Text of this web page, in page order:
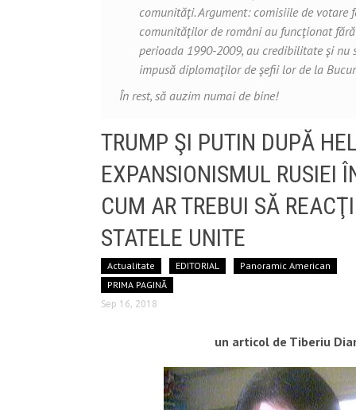
comunităţi. Argument: comisiile de votare
comunităţilor de români au funcţionat
perioada 1990-2009, au credibilitate şi nu
impusă diplomaţilor de şefii lor de la
În rest, să auzim numai de bine!
TRUMP ŞI PUTIN DUPĂ
EXPANSIONISMUL RUSIEI
CUM AR TREBUI SĂ
STATELE UNITE
Actualitate EDITORIAL
Panoramic American
PRIMA PAGINĂ
Sep 16, 2018
un articol de Tiberiu